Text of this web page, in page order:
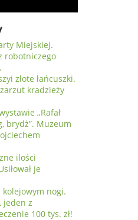
Miejskiej.
robotniczego
złote łańcuszki.
kradzieży
„Rafał
brydż”. Muzeum
ilości
je
kolejowym nogi.
jeden z
100 tys. zł!